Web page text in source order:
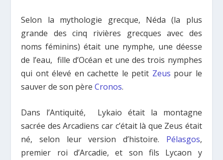
Selon la mythologie grecque, Néda (la plus
grande des cinq rivières grecques avec des
noms féminins) était une nymphe, une déesse
de l’eau, fille d’Océan et une des trois nymphes
qui ont élevé en cachette le petit Zeus pour le
sauver de son pèreCronos.
Dans l’Antiquité, Lykaio était la montagne
sacrée des Arcadiens car c’était là que Zeus était
né, selon leur version d’histoire. Pélasgos,
premier roi d’Arcadie, et son fils Lycaon y